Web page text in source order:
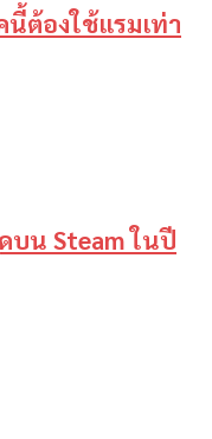
นี้ต้องใช้แรมเท่า
บน Steam ในปี